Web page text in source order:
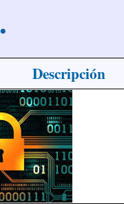
Descripción